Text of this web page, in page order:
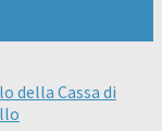
della Cassa di